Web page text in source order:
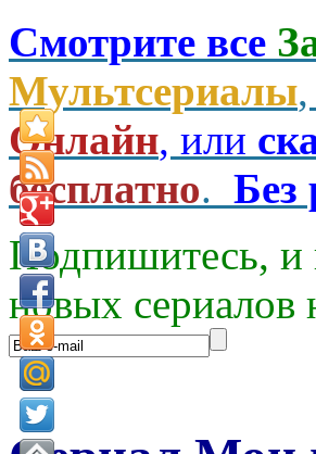
Смотрите все
Мультсериалы,
Онлайн, или
бесплатно. Без
Подпишитесь, и
новых сериалов